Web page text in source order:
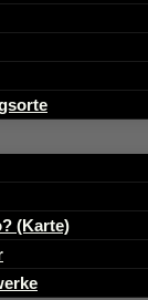
(Karte)